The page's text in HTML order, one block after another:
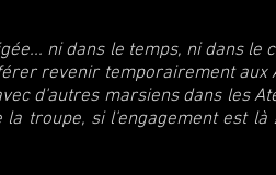
ni dans le temps, ni dans le
revenir temporairement
d'autres marsiens dans les
troupe, si l'engagement est